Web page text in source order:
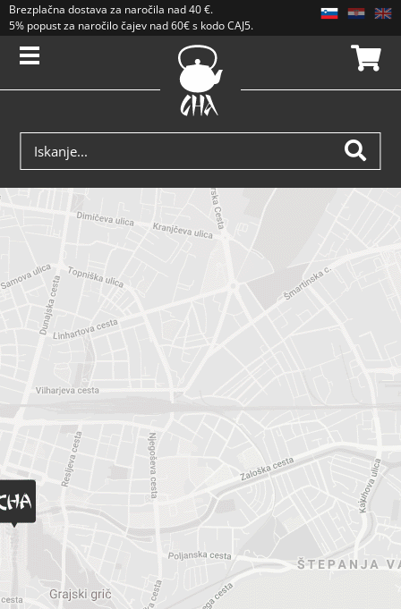
Brezplačna dostava za naročila nad40 €.
5% popust za naročilo čajev nad 60€ s kodo CAJ5. Popusti se ne seštevajo.